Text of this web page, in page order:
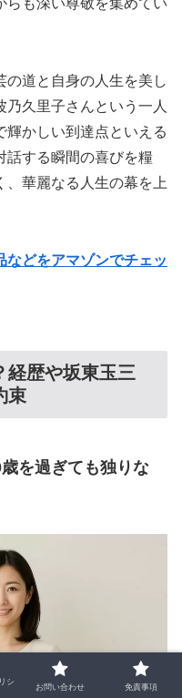
らも深い尊敬を集めてい
の道と自身の人生を美し
乃久里子さんという一人
輝かしい到達点といえる
話する瞬間の喜びを糧
、華麗なる人生の幕を上
などをアマゾンでチェッ
経歴や坂東玉三
束
を過ぎても独りな
シ
お問い合わせ 免責事項